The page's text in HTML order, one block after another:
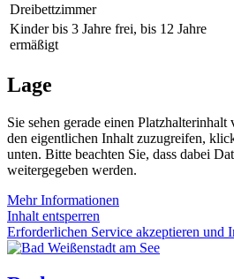
Dreibettzimmer
Kinder bis 3 Jahre frei, bis 12 Jahre
ermäßigt
Lage
Sie sehen gerade einen Platzhalterinhalt
den eigentlichen Inhalt zuzugreifen,
unten. Bitte beachten Sie, dass dabei
weitergegeben werden.
Mehr Informationen
Inhalt entsperren
Erforderlichen Service akzeptieren und